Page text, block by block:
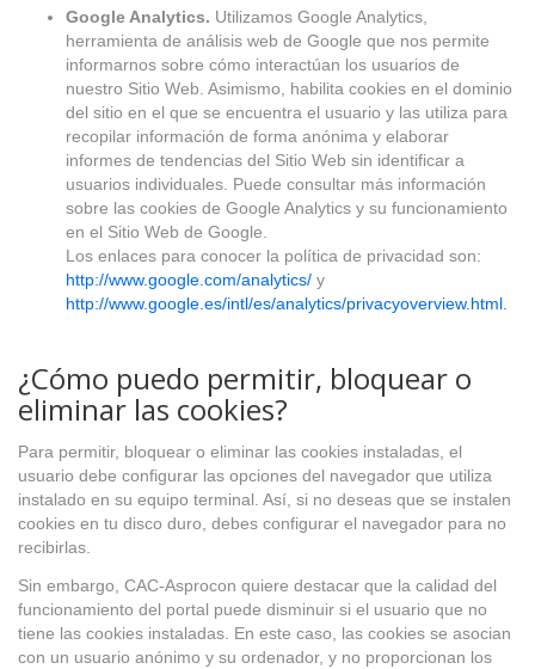
Google Analytics. Utilizamos Google Analytics,
herramienta de análisis web de Google que nos permite
informarnos sobre cómo interactúan los usuarios de
nuestro Sitio Web. Asimismo, habilita cookies en el dominio
del sitio en el que se encuentra el usuario y las utiliza para
recopilar información de forma anónima y elaborar
informes de tendencias del Sitio Web sin identificar a
usuarios individuales. Puede consultar más información
sobre las cookies de Google Analytics y su funcionamiento
en el Sitio Web de Google.
Los enlaces para conocer la política de privacidad son:
http://www.google.com/analytics/ y
http://www.google.es/intl/es/analytics/privacyoverview.html.
¿Cómo puedo permitir, bloquear o
eliminar las cookies?
Para permitir, bloquear o eliminar las cookies instaladas, el
usuario debe configurar las opciones del navegador que utiliza
instalado en su equipo terminal. Así, si no deseas que se instalen
cookies en tu disco duro, debes configurar el navegador para no
recibirlas.
Sin embargo, CAC-Asprocon quiere destacar que la calidad del
funcionamiento del portal puede disminuir si el usuario que no
tiene las cookies instaladas. En este caso, las cookies se asocian
con un usuario anónimo y su ordenador, y no proporcionan los